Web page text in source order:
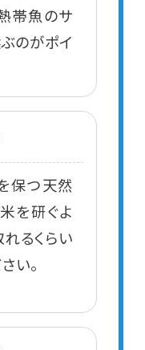
帯魚のサ
のがポイ
保つ天然
を研ぐよ
るくらい
い。